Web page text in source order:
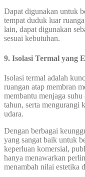
Dapat digunakan untuk
tempat duduk luar
lain, dapat digunakan
sesuai kebutuhan.
9. Isolasi Termal yang
Isolasi termal adalah
ruangan atap membran
membantu menjaga
tahun, serta mengurangi
udara.
Dengan berbagai
yang sangat baik untuk
keperluan komersial,
hanya menawarkan
menambah nilai estetika